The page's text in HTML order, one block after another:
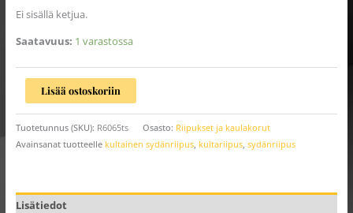
Ei sisällä ketjua.
Saatavuus: 1 varastossa
Lisää ostoskoriin
Tuotetunnus (SKU): R6065ts Osasto: Riipukset ja kaulakorut
Avainsanat tuotteelle kultainen sydänriipus, kultariipus, sydänriipus
Lisätiedot